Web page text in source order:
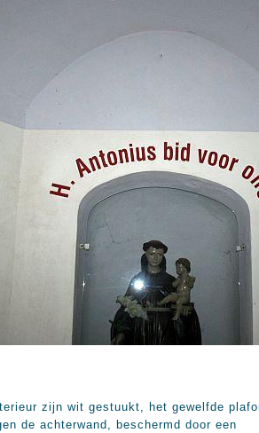
zijn wit gestuukt, het gewelfde
de achterwand, beschermd door een